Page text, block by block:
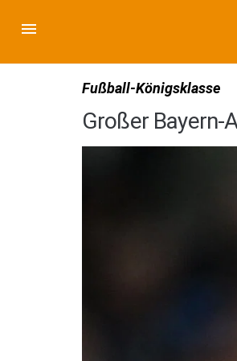
Fußball-Königsklasse
Großer Bayern-